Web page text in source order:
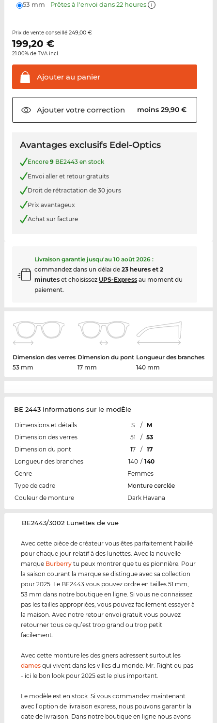
53 mm Prêtes à l'envoi dans 22 heures
Prix de vente conseillé 249,00 €
199,20 €
21.00% de TVA incl.
Ajouter au panier
Ajouter votrecorrection moins 29,90 €
Avantages exclusifs Edel-Optics
Encore 9BE2443 en stock
Envoi aller et retour gratuits
Droit de rétractation de 30 jours
Prix avantageux
Achat sur facture
Livraison garantie jusqu'au 10 août 2026:
commandez dans un délai de 23 heures et 2
minuteset choisissez UPS-Expressau moment du
paiement.
Dimension des verres
53 mm
Dimension du pont
17 mm
Longueur des branches
140 mm
BE 2443 Informations sur le modÈle
Dimensions et détails S /
M
Dimension des verres
51 / 53
Dimension du pont
17 /
17
Longueur des branches
140 / 140
Genre
Femmes
Type de cadre
Monture cerclée
Couleur de monture
Dark Havana
‌BE2443/3002 Lunettes de vue
Avec cette pièce de créateur vous êtes parfaitement habillé
pour chaque jour relatif à des lunettes. Avec la nouvelle
marque Burberry tu peux montrer que tu es pionnière. Pour
la saison courant la marque se distingue avec sa collection
pour 2025. Le BE2443 vous pouvez ordre en tailles 51 mm,
53 mm dans notre boutique en ligne. Si vous ne connaissez
pas les tailles appropriées, vous pouvez facilement essayer à
la maison. Avec notre retour envoi gratuit vous pouvez
retourner tous ce qu’est trop grand ou trop petit
facilement.
Avec cette monture les designers adressent surtout les
dames qui vivent dans les villes du monde. Mr. Right ou pas
- ici le bon look pour 2025 est le plus important.
Le modèle est en stock. Si vous commandez maintenant
avec l’option de livraison express, nous pouvons garantir la
date de livraison. Dans notre boutique en ligne nous avons